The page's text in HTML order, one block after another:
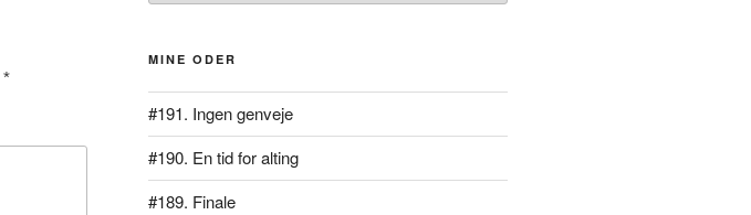
*
MINE ODER
#191. Ingen genveje
#190. En tid for alting
#189. Finale